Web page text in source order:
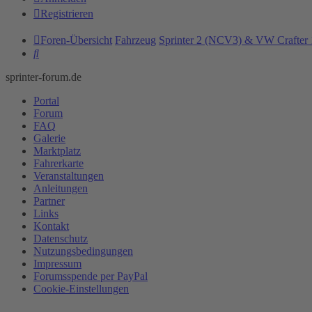
Registrieren
Foren-Übersicht Fahrzeug Sprinter 2 (NCV3) & VW Crafter
Suche
sprinter-forum.de
Portal
Forum
FAQ
Galerie
Marktplatz
Fahrerkarte
Veranstaltungen
Anleitungen
Partner
Links
Kontakt
Datenschutz
Nutzungsbedingungen
Impressum
Forumsspende per PayPal
Cookie-Einstellungen